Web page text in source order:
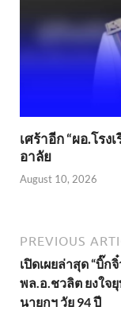
เศร้าอีก “ผอ.โรง
อาลัย
August 10, 2026
PREVIOUS
เปิดเผยล่าสุด “บิ๊กจิ๋
พล.อ.ชวลิต ยงใจ
นายกฯ วัย 94 ปี